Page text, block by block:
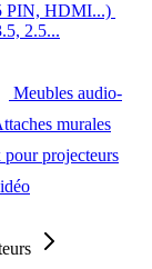
PIN, HDMI...)
2.5...
Meubles audio-
murales
pour projecteurs